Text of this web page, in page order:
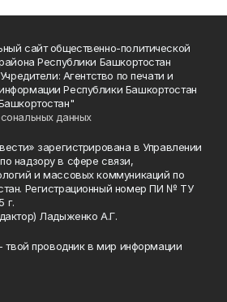
сайт общественно-политической
Республики Башкортостан
Агентство по печати и
Республики Башкортостан
данных
зарегистрирована в Управлении
надзору в сфере связи,
и массовых коммуникаций по
Регистрационный номер ПИ № ТУ
г.
Ладыженко А.Г.
твой проводник в мир информации